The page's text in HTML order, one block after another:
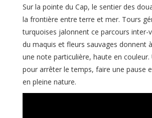
Sur la pointe du Cap, le sentier des
la frontière entre terre et mer. Tours
turquoises jalonnent ce parcours inter-
du maquis et fleurs sauvages donnent
une note particulière, haute en couleur.
pour arrêter le temps, faire une pause
en pleine nature.